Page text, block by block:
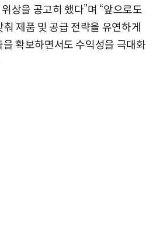
상을 공고히 했다”며 “앞으로도
제품 및 공급 전략을 유연하게
확보하면서도 수익성을 극대화